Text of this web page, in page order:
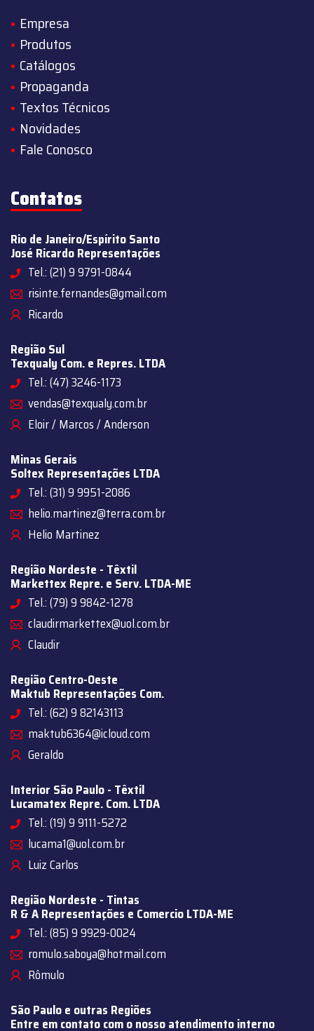
Empresa
Produtos
Catálogos
Propaganda
Textos Técnicos
Novidades
Fale Conosco
Contatos
Rio de Janeiro/Espírito Santo
José Ricardo Representações
Tel.: (21) 9 9791-0844
risinte.fernandes@gmail.com
Ricardo
Região Sul
Texqualy Com. e Repres. LTDA
Tel.: (47) 3246-1173
vendas@texqualy.com.br
Eloir / Marcos / Anderson
Minas Gerais
Soltex Representações LTDA
Tel.: (31) 9 9951-2086
helio.martinez@terra.com.br
Helio Martinez
Região Nordeste - Têxtil
Markettex Repre. e Serv. LTDA-ME
Tel.: (79) 9 9842-1278
claudirmarkettex@uol.com.br
Claudir
Região Centro-Oeste
Maktub Representações Com.
Tel.: (62) 9 82143113
maktub6364@icloud.com
Geraldo
Interior São Paulo - Têxtil
Lucamatex Repre. Com. LTDA
Tel.: (19) 9 9111-5272
lucama1@uol.com.br
Luiz Carlos
Região Nordeste - Tintas
R & A Representações e Comercio LTDA-ME
Tel.: (85) 9 9929-0024
romulo.saboya@hotmail.com
Rômulo
São Paulo e outras Regiões
Entre em contato com o nosso atendimento interno